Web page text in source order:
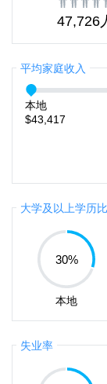
47,726
平均家庭收入
本地
$43,417
大学及以上学历
30%
本地
失业率